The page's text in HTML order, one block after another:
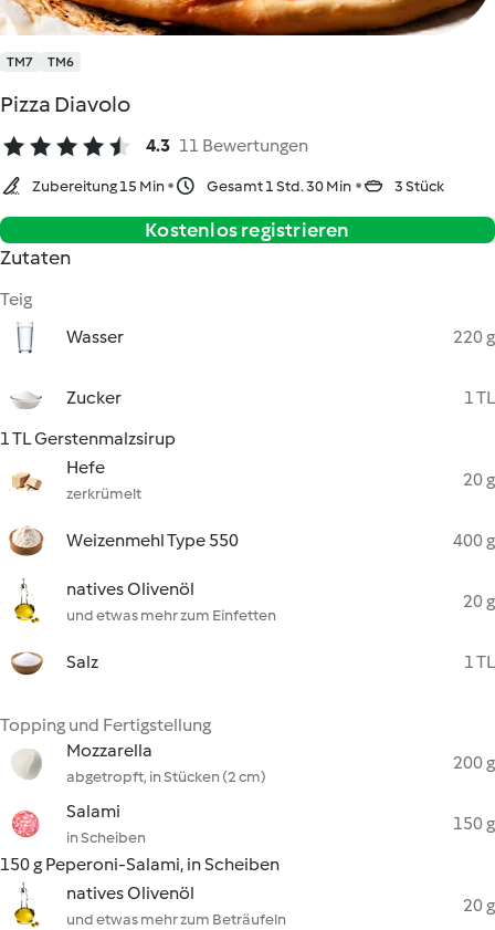
TM7 TM6
Pizza Diavolo
4.3 11 Bewertungen
Zubereitung 15 Min Gesamt 1 Std. 30 Min 3 Stück
Kostenlos registrieren
Zutaten
Teig
Wasser
220 g
Zucker
1 TL
1 TL Gerstenmalzsirup
Hefe
zerkrümelt
20 g
Weizenmehl Type 550 400 g
natives Olivenöl
und etwas mehr zum Einfetten
20 g
Salz 1 TL
Topping und Fertigstellung
Mozzarella
abgetropft, in Stücken (2 cm)
200 g
Salami
in Scheiben
150 g
150 g Peperoni-Salami, in Scheiben
natives Olivenöl
und etwas mehr zum Beträufeln
20 g